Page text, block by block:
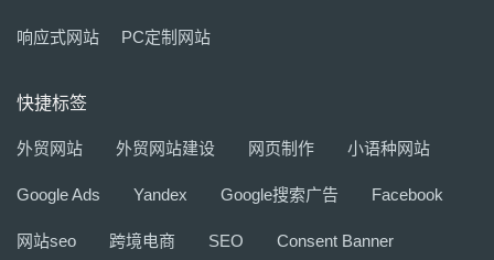
响应式网站 PC定制网站
快捷标签
外贸网站 外贸网站建设 网页制作 小语种网站
Google Ads Yandex Google搜索广告 Facebook
网站seo 跨境电商 SEO Consent Banner